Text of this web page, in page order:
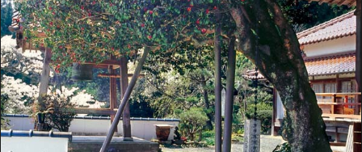
特輯
列表
推薦
藝術
推薦行程
列表
Dive! Hiroshima 官方向導
景點